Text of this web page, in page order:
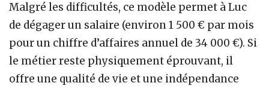
Malgré les difficultés, ce modèle permet à Luc
de dégager un salaire (environ 1 500 € par mois
pour un chiffre d’affaires annuel de 34 000 €). Si
le métier reste physiquement éprouvant, il
offre une qualité de vie et une indépendance